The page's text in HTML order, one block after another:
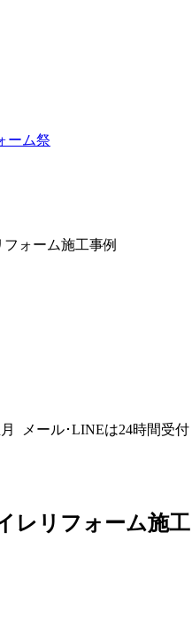
ーム祭
ォーム施工事例
メール･LINEは24時間受付
レリフォーム施工